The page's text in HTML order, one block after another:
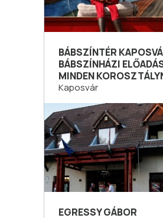
BÁBSZÍNTÉR
BÁBSZÍNHÁZI
MINDEN
Kaposvár
EGRESSY GÁBOR